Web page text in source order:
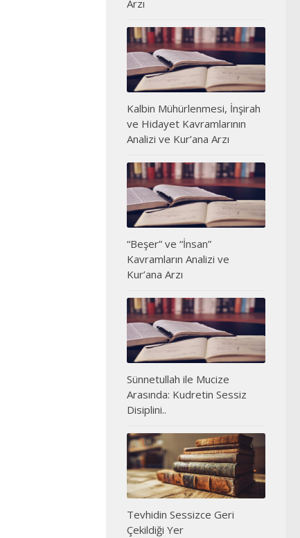
Arzı
Kalbin Mühürlenmesi, İnşirah
ve Hidayet Kavramlarının
Analizi ve Kur’ana Arzı
“Beşer” ve “İnsan”
Kavramların Analizi ve
Kur’ana Arzı
Sünnetullah ile Mucize
Arasında: Kudretin Sessiz
Disiplini..
Tevhidin Sessizce Geri
Çekildiği Yer